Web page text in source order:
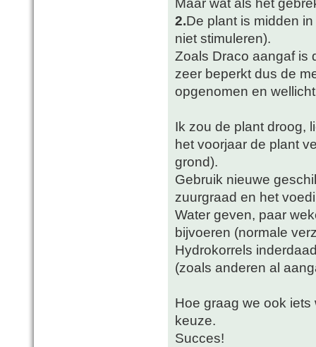
Maar wat als het
2.De plant is midden
niet stimuleren).
Zoals Draco aangaf is
zeer beperkt dus de
opgenomen en
Ik zou de plant droog,
het voorjaar de plant
grond).
Gebruik nieuwe
zuurgraad en het
Water geven, paar
bijvoeren (normale
Hydrokorrels
(zoals anderen al
Hoe graag we ook
keuze.
Succes!